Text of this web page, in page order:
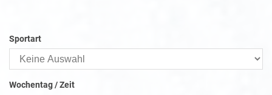
Sportart
Wochentag / Zeit